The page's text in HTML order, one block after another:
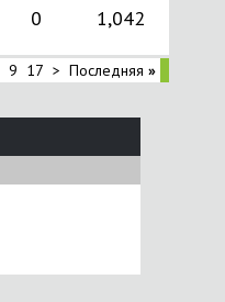
0 1,042
9 17 > Последняя »